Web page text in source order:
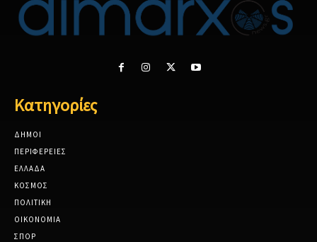
Κατηγορίες
ΔΗΜΟΙ
ΠΕΡΙΦΕΡΕΙΕΣ
ΕΛΛΑΔΑ
ΚΟΣΜΟΣ
ΠΟΛΙΤΙΚΗ
ΟΙΚΟΝΟΜΙΑ
ΣΠΟΡ